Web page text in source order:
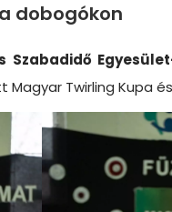
dobogókon
Szabadidő
Twirling Kupa